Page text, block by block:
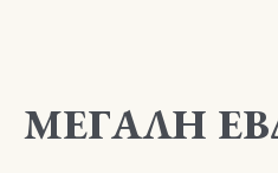
ΜΕΓΑΛΗ